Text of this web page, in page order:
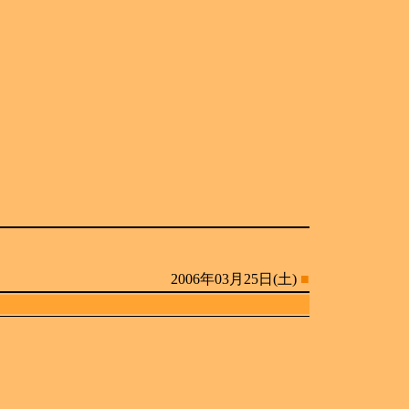
2006年03月25日(土) ■